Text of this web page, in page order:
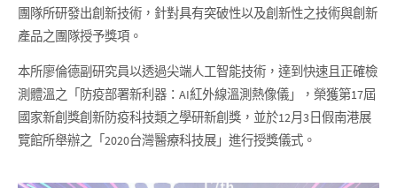
團隊所研發出創新技術，針對具有突破性以及創新性之技術與創新
產品之團隊授予獎項。
本所廖倫德副研究員以透過尖端人工智能技術，達到快速且正確檢
測體溫之「防疫部署新利器：AI紅外線溫測熱像儀」，榮獲第17屆
國家新創獎創新防疫科技類之學研新創獎，並於12月3日假南港展
覽館所舉辦之「2020台灣醫療科技展」進行授獎儀式。